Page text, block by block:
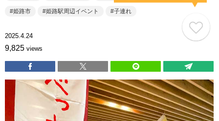
姫路市 姫路駅周辺イベント 子連れ
2025.4.24
9,825 views